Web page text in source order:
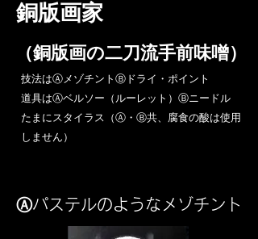
​銅版画家
​（銅版画の二刀流手前味噌）
​技法はⒶメゾチントⒷドライ・ポイント
道具はⒶベルソー（ルーレット）Ⓑニードル
​たまにスタイラス（Ⓐ・Ⓑ共、腐食の酸は使用
しません）
Ⓐパステルのようなメゾチント